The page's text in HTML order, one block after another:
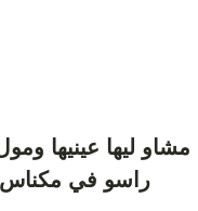
ليها عينيها
راسو في مكناس